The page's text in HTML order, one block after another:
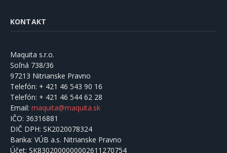
KONTAKT
Maquita s.r.o.
Soľná 738/36
97213 Nitrianske Pravno
Telefón: + 421 46 543 90 16
Telefón: + 421 46 544 62 28
Email: maquita@maquita.sk
IČO: 36316881
DIČ DPH: SK2020078324
Banka: VÚB a.s. Nitrianske Pravno
Účet: SK8302000000002611270754